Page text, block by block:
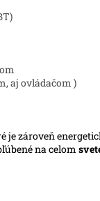
aj ovládačom )
je zároveň
na celom